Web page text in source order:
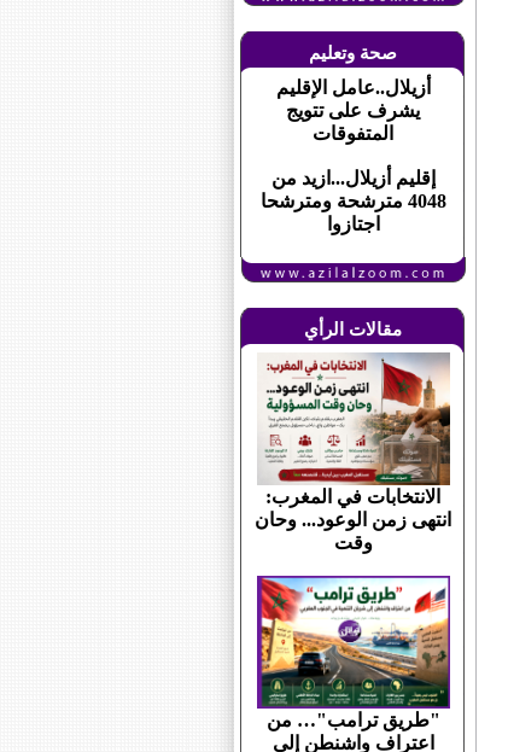
صحة وتعليم
أزيلال..عامل الإقليم
يشرف على تتويج
المتفوقات
إقليم أزيلال...ازيد من
4048 مترشحة ومترشحا
اجتازوا
مقالات الرأي
الانتخابات في المغرب:
انتهى زمن الوعود... وحان
وقت
"طريق ترامب"… من
اعتراف واشنطن إلى